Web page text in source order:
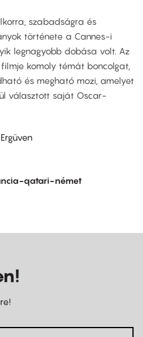
szabadságra és
története a Cannes-i
legnagyobb dobása volt. Az
komoly témát boncolgat,
és megható mozi, amelyet
választott saját Oscar-
qatari-német